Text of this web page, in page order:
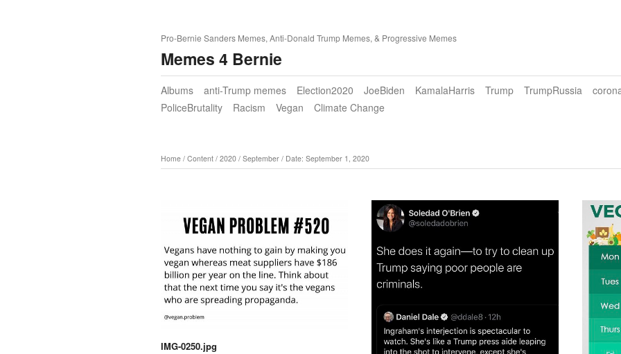
Pro-Bernie Sanders Memes, Anti-Donald Trump Memes, & Progressive Memes
Memes 4 Bernie
Albums anti-Trump memes Election2020 JoeBiden KamalaHarris Trump TrumpRussia
PoliceBrutality
Racism Vegan Climate Change
Home / Content / 2020 / September / Date: September 1, 2020
IMG-0250.jpg